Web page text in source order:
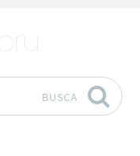
BUSCA